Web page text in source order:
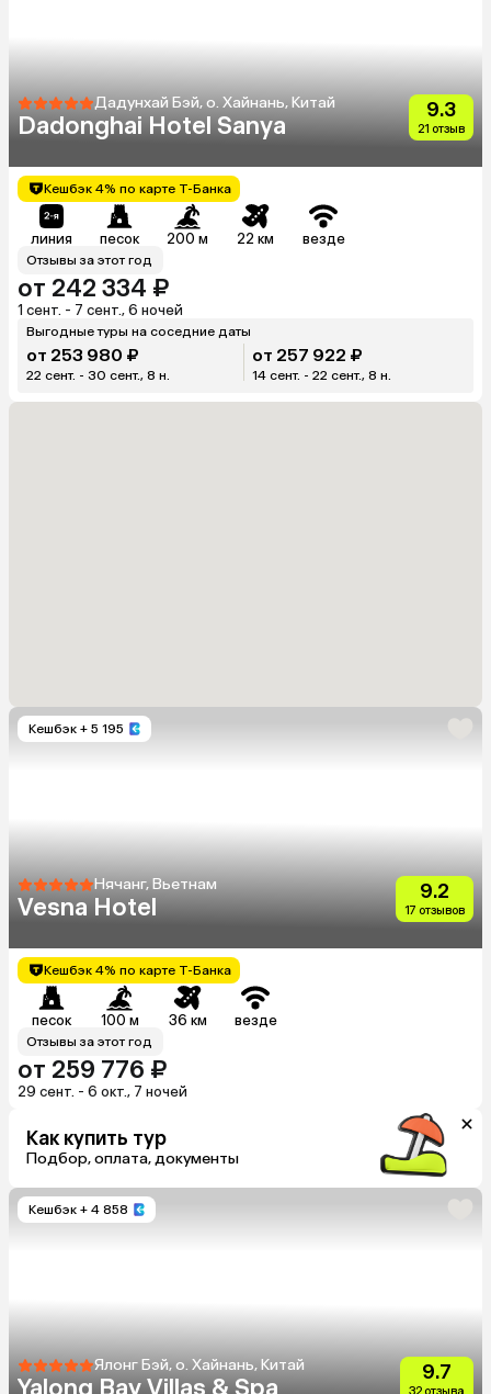
Дадунхай Бэй, о. Хайнань, Китай
Dadonghai Hotel Sanya
9.3
21 отзыв
Кешбэк 4% по карте Т-Банка
линия песок 200 м 22 км везде
Отзывы за этот год
от 242 334 ₽
1 сент. - 7 сент., 6 ночей
Выгодные туры на соседние даты
от 253 980 ₽
22 сент. - 30 сент., 8 н.
от 257 922 ₽
14 сент. - 22 сент., 8 н.
Кешбэк + 5 195
Нячанг, Вьетнам
Vesna Hotel
9.2
17 отзывов
Кешбэк 4% по карте Т-Банка
песок 100 м 36 км везде
Отзывы за этот год
от 259 776 ₽
29 сент. - 6 окт., 7 ночей
Как купить тур
Подбор, оплата, документы
Кешбэк + 4 858
Ялонг Бэй, о. Хайнань, Китай
Yalong Bay Villas & Spa
9.7